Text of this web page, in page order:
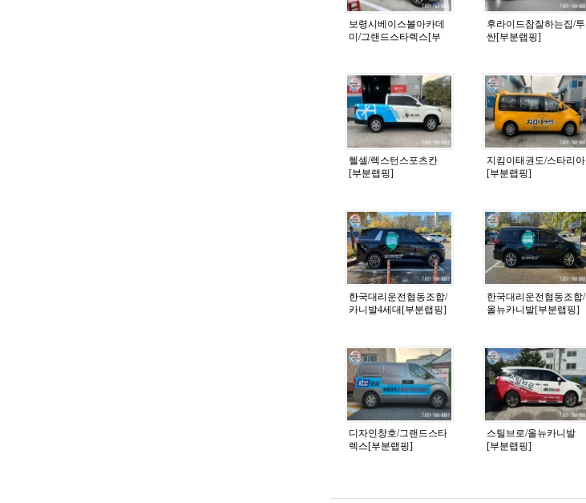
보령시베이스볼아카데
미/그랜드스타렉스[부
후라이드참잘하는집/투
싼[부분랩핑]
헬셀/렉스턴스포츠칸
[부분랩핑]
지킴이태권도/스타리아
[부분랩핑]
한국대리운전협동조합/
카니발4세대[부분랩핑]
한국대리운전협동조합/
올뉴카니발[부분랩핑]
디자인창호/그랜드스타
렉스[부분랩핑]
스틸브로/올뉴카니발
[부분랩핑]